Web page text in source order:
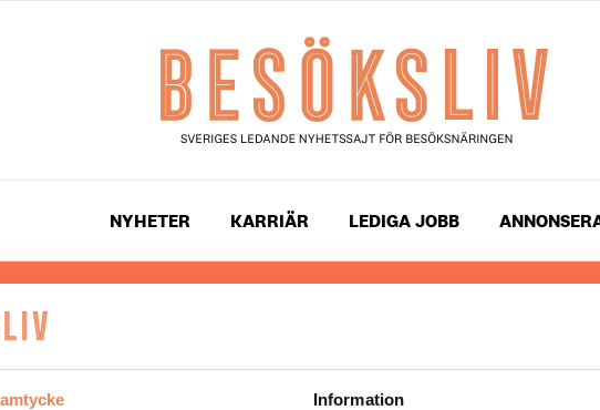
Information
NYHETER KARRIÄR LEDIGA JOBB
Hos oss läser du landets mest uppdaterade nyheter och
besöksnäringen. Besöksliv i sin tryckta form är ett affärsmagasin